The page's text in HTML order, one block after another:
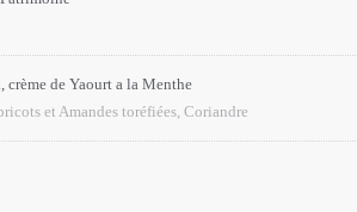
de Yaourt a la Menthe
et Amandes toréfiées, Coriandre